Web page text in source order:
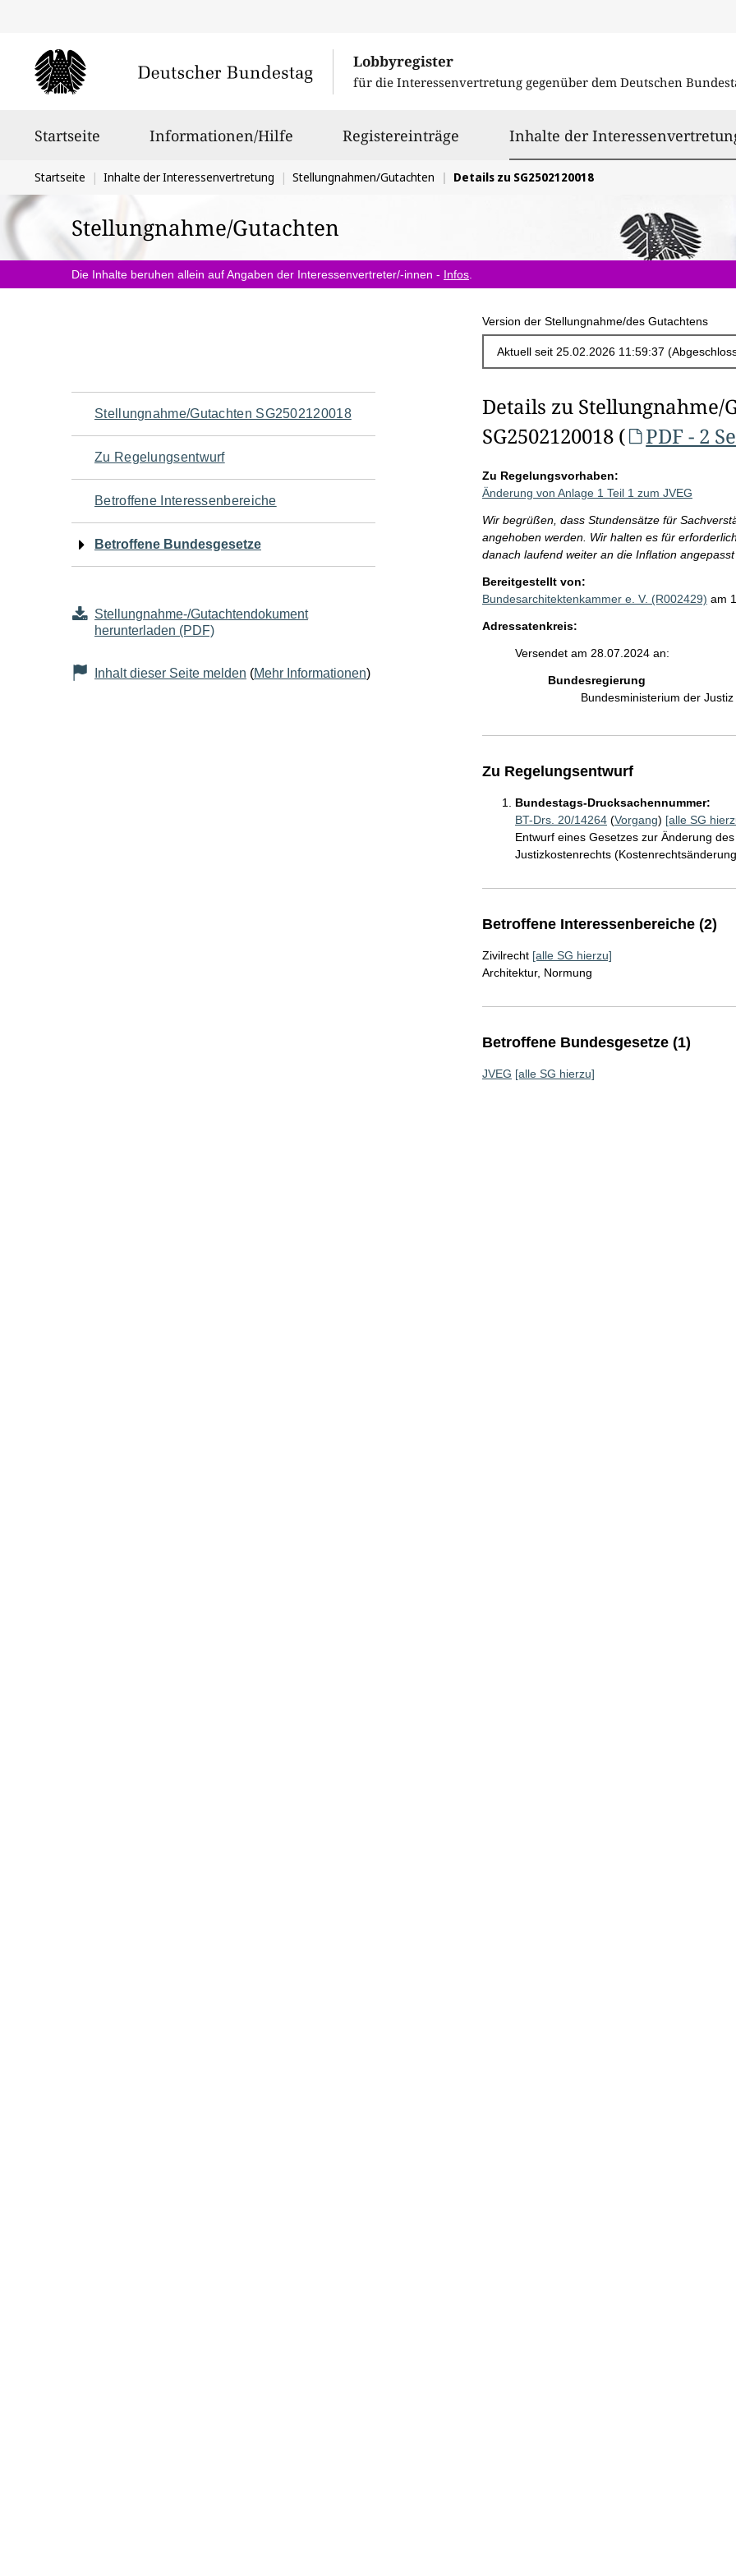
Lobbyregister
für die Interessenvertretung gegenüber dem Deutschen
Startseite Informationen/Hilfe Registereinträge Inhalte der
Sie
befinden
sich
hier:
Startseite Inhalte der Interessenvertretung Stellungnahmen/Gutachten Details zu SG2502120018
Stellungnahme/Gutachten
Die Inhalte beruhen allein auf Angaben der Interessenvertreter/-innen - Infos
Version der Stellungnahme/des Gutachtens
Navigation
für
den
Seiteninhalt
Stellungnahme/Gutachten SG2502120018
Zu Regelungsentwurf
Betroffene Interessenbereiche
Betroffene Bundesgesetze
Stellungnahme-/Gutachtendokument
herunterladen (PDF)
Inhalt dieser Seite melden (Mehr Informationen)
Details zu Stellungnahme/
SG2502120018 (
PDF - 2
Zu Regelungsvorhaben:
Änderung von Anlage 1 Teil 1 zum JVEG
Wir begrüßen, dass Stundensätze für
angehoben werden. Wir halten es für
danach laufend weiter an die Inflation
Bereitgestellt von:
Bundesarchitektenkammer e. V. (R002429) am
Adressatenkreis:
Versendet am 28.07.2024 an:
Bundesregierung
Bundesministerium der
Zu Regelungsentwurf
Bundestags-Drucksachennummer:
BT-Drs. 20/14264(Vorgang) [alle SG
Entwurf eines Gesetzes zur Änderung
Justizkostenrechts
Betroffene Interessenbereiche (2)
Zivilrecht [alle SG hierzu]
Architektur, Normung
Betroffene Bundesgesetze (1)
JVEG [alle SG hierzu]